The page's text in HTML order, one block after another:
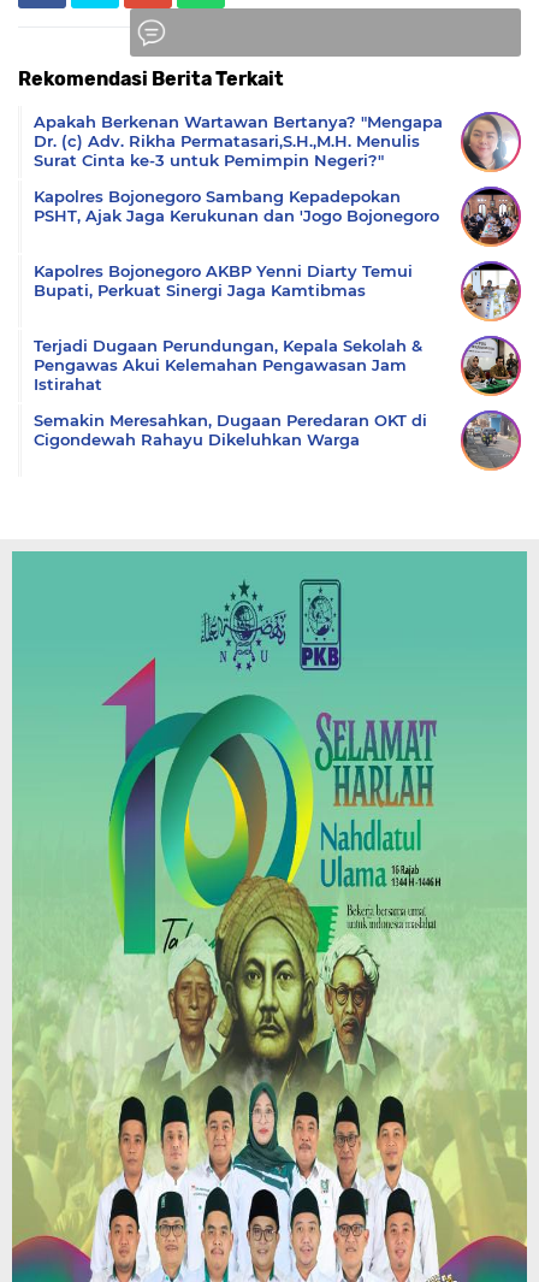
Rekomendasi Berita Terkait
Apakah Berkenan Wartawan Bertanya? "Mengapa
Dr. (c) Adv. Rikha Permatasari,S.H.,M.H. Menulis
Surat Cinta ke-3 untuk Pemimpin Negeri?"
Kapolres Bojonegoro Sambang Kepadepokan
PSHT, Ajak Jaga Kerukunan dan 'Jogo Bojonegoro
Kapolres Bojonegoro AKBP Yenni Diarty Temui
Bupati, Perkuat Sinergi Jaga Kamtibmas
Terjadi Dugaan Perundungan, Kepala Sekolah &
Pengawas Akui Kelemahan Pengawasan Jam
Istirahat
Semakin Meresahkan, Dugaan Peredaran OKT di
Cigondewah Rahayu Dikeluhkan Warga